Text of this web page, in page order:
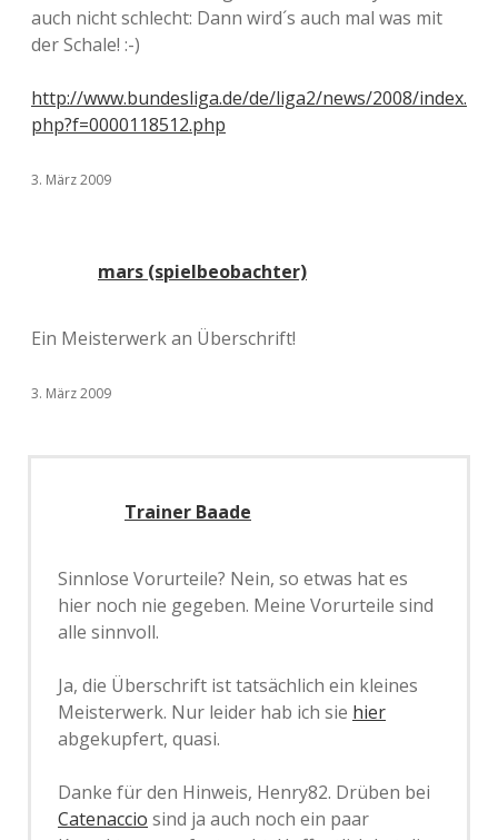
auch nicht schlecht: Dann wird´s auch mal was mit
der Schale! :-)
http://www.bundesliga.de/de/liga2/news/2008/index.
php?f=0000118512.php
3. März 2009
mars (spielbeobachter)
Ein Meisterwerk an Überschrift!
3. März 2009
Trainer Baade
Sinnlose Vorurteile? Nein, so etwas hat es
hier noch nie gegeben. Meine Vorurteile sind
alle sinnvoll.
Ja, die Überschrift ist tatsächlich ein kleines
Meisterwerk. Nur leider hab ich sie hier
abgekupfert, quasi.
Danke für den Hinweis, Henry82. Drüben bei
Catenaccio sind ja auch noch ein paar